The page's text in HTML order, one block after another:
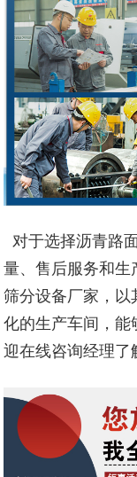
对于选择沥青路
量、售后服务和生
筛分设备厂家，以
化的生产车间，能
迎在线咨询经理了